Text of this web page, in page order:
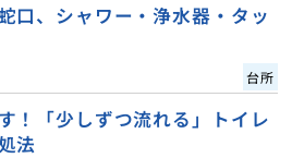
口、シャワー・浄水器・タッ
台所
！「少しずつ流れる」トイレ
法